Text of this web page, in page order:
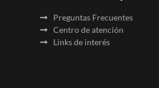
Preguntas Frecuentes
Centro de atención
Links de interés